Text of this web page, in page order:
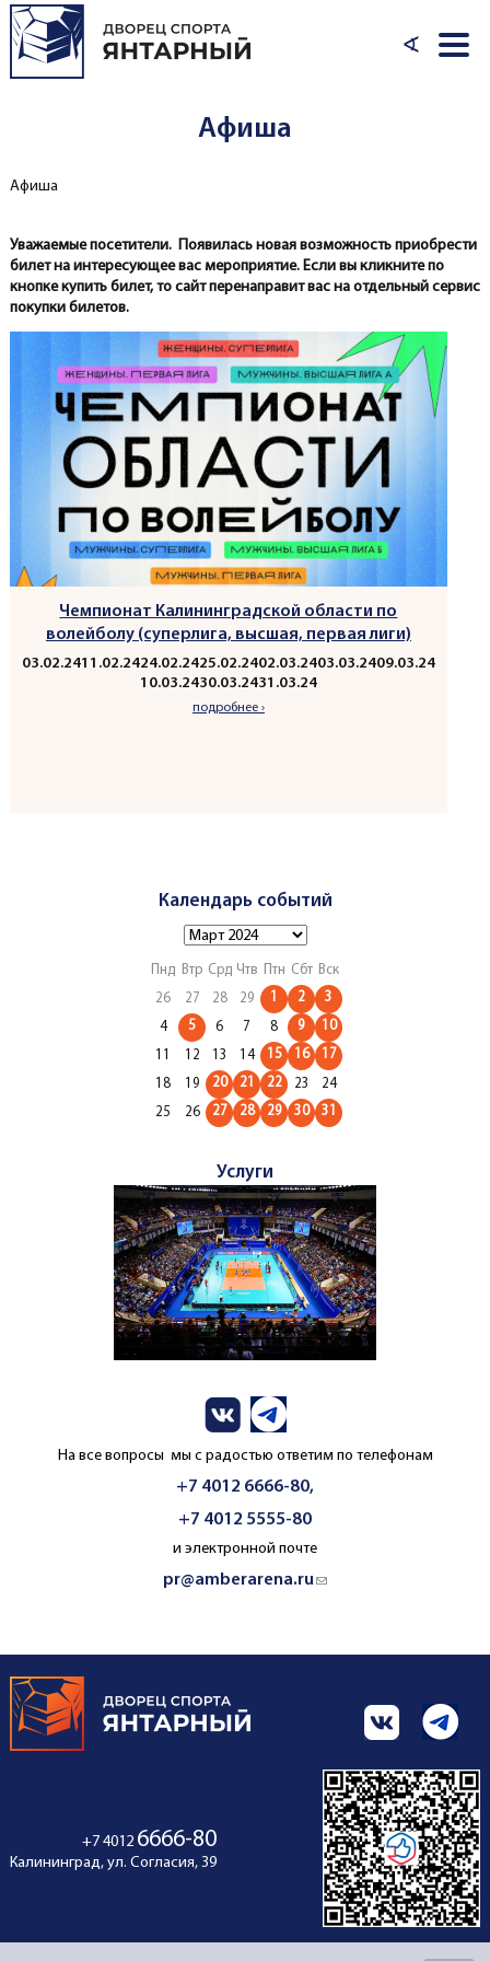
Перейти к основному содержанию
∢
Афиша
Вы здесь
Афиша
Уважаемые посетители. Появилась новая возможность приобрести
билет на интересующее вас мероприятие. Если вы кликните по
кнопке купить билет, то сайт перенаправит вас на отдельный сервис
покупки билетов.
Чемпионат Калининградской области по
волейболу (суперлига, высшая, первая лиги)
03.02.2411.02.2424.02.2425.02.2402.03.2403.03.2409.03.24
10.03.2430.03.2431.03.24
подробнее ›
Календарь событий
Пнд Втр Срд Чтв Птн Сбт Вск
26
27 28 29 1 2 3
4 5 6 7 8 9 10
12 13 14 15 16 17
18 19 20 21 22 23
24
25
26 27 28 29 30 31
Услуги
На все вопросы мы с радостью ответим по телефонам
+7 4012 6666-80,
+7 4012 5555-80
и электронной почте
pr@amberarena.ru(link sends e-mail)
+7 4012 6666-80
Калининград, ул. Согласия, 39